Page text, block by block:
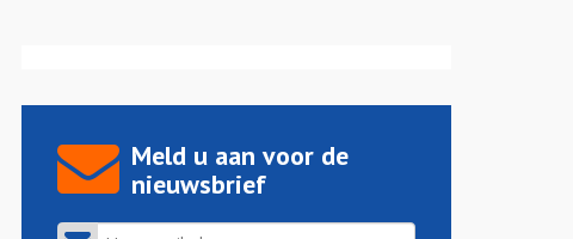
Meld u aan voor de
nieuwsbrief